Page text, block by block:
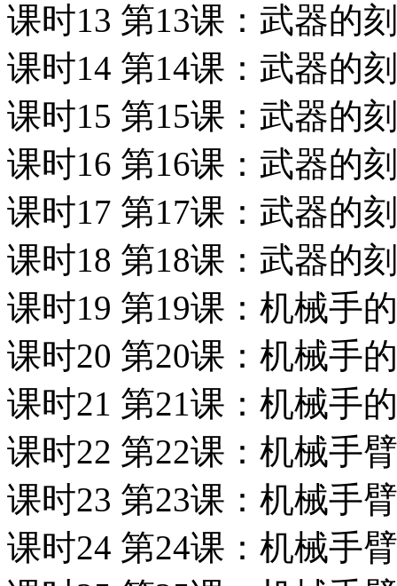
课时13 第13课：武器的
课时14 第14课：武器的
课时15 第15课：武器的
课时16 第16课：武器的
课时17 第17课：武器的
课时18 第18课：武器的
课时19 第19课：机械手
课时20 第20课：机械手
课时21 第21课：机械手
课时22 第22课：机械手
课时23 第23课：机械手
课时24 第24课：机械手